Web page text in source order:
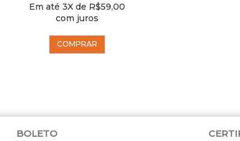
Em até 3X de R$59,00
com juros
COMPRAR
BOLETO